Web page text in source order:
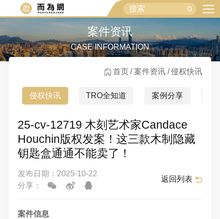
案件资讯
CASE INFORMATION
首页 案件资讯 侵权快讯
侵权快讯 TRO全知道 案例分享
25-cv-12719 木刻艺术家Candace
Houchin版权发案！这三款木制隐藏
钥匙盒通通不能卖了！
发布日期：2025-10-22
分享：
返回列表
案件信息